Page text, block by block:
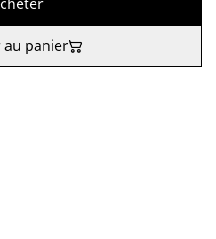
panier